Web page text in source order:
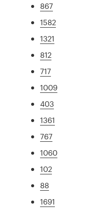
867
1582
1321
812
717
1009
403
1361
767
1060
102
88
1691